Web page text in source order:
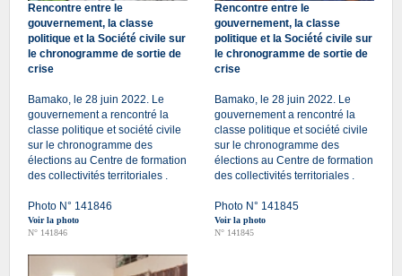
Rencontre entre le
gouvernement, la classe
politique et la Société civile sur
le chronogramme de sortie de
crise
Bamako, le 28 juin 2022. Le
gouvernement a rencontré la
classe politique et société civile
sur le chronogramme des
élections au Centre de formation
des collectivités territoriales .
Photo N° 141846
Voir la photo
N° 141846
Rencontre entre le
gouvernement, la classe
politique et la Société civile sur
le chronogramme de sortie de
crise
Bamako, le 28 juin 2022. Le
gouvernement a rencontré la
classe politique et société civile
sur le chronogramme des
élections au Centre de formation
des collectivités territoriales .
Photo N° 141845
Voir la photo
N° 141845